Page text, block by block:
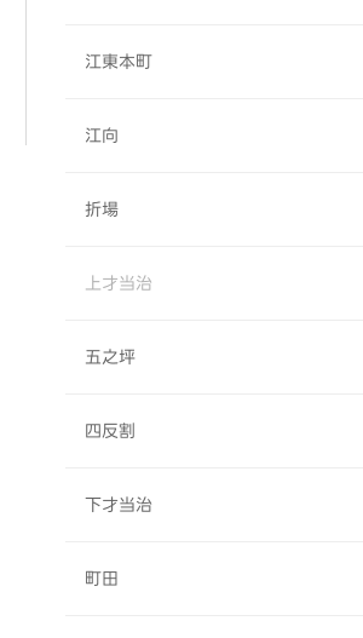
江東本町
江向
折場
上才当治
五之坪
四反割
下才当治
町田